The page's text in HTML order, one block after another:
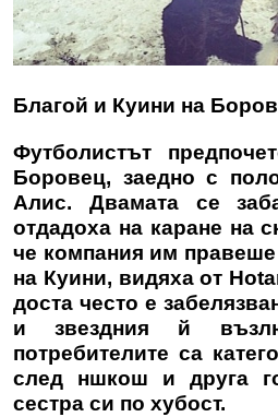
Благой и Куини на
Футболистът
Боровец, заедно с
Алис. Двамата се
отдадоха на каране на
че компания им правеше
на Куини, видяха от
доста често е
и звездния й
потребителите са
след ншкош и друга
сестра си по хубост.